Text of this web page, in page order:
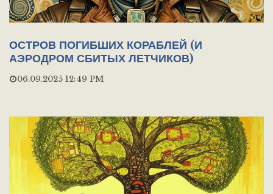
ОСТРОВ ПОГИБШИХ КОРАБЛЕЙ (И
АЭРОДРОМ СБИТЫХ ЛЕТЧИКОВ)
06.09.2025 12:49 PM